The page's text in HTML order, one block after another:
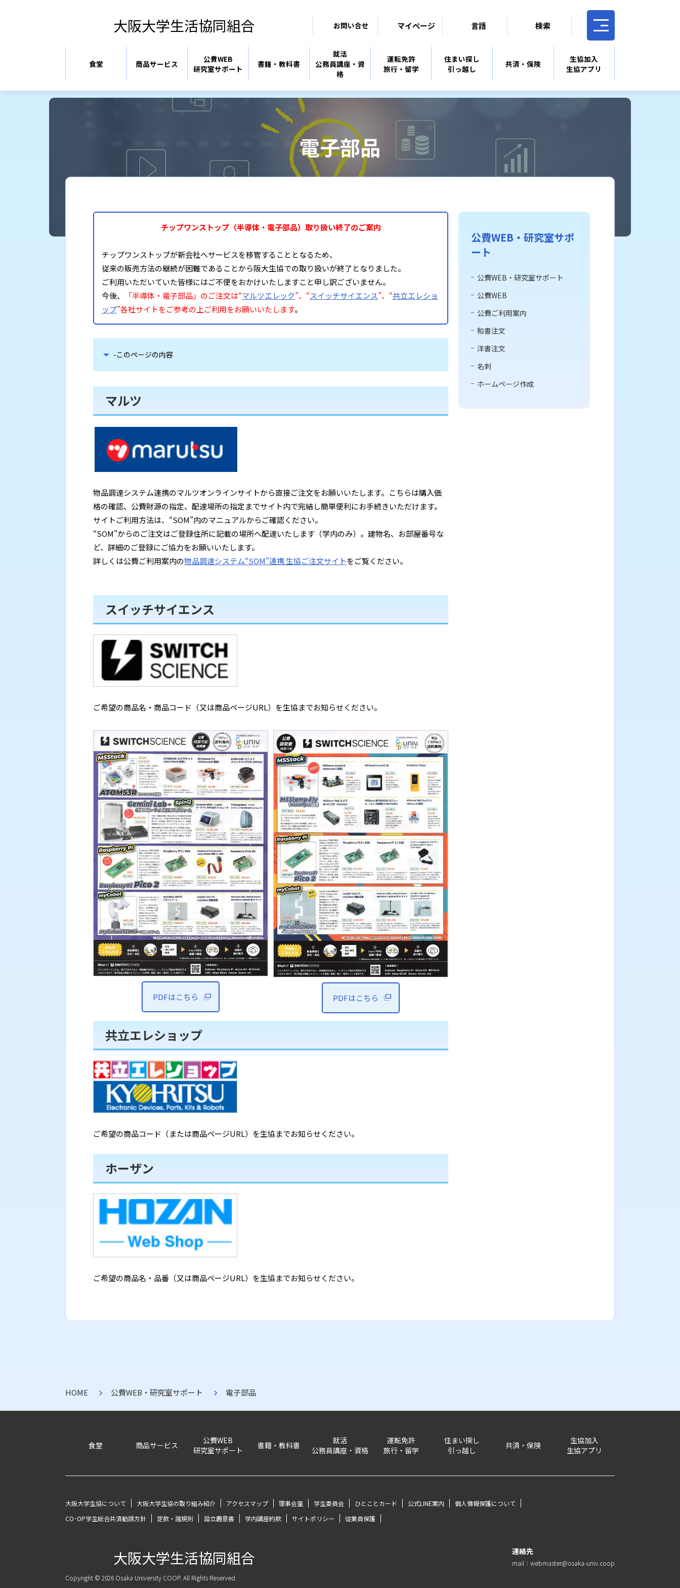
大阪大学生活協同組合 お問い合せ マイページ 言語 検索
食堂 商品サービス
公費WEB
研究室サポート
書籍・教科書
就活
公務員講座・資
格
運転免許
旅行・留学
住まい探し
引っ越し
共済・保険
生協加入
生協アプリ
電子部品
チップワンストップ（半導体・電子部品）取り扱い終了のご案内
チップワンストップが新会社へサービスを移管することとなるため、
従来の販売方法の継続が困難であることから阪大生協での取り扱いが終了となりました。
ご利用いただいていた皆様にはご不便をおかけいたしますこと申し訳ございません。
今後、
「半導体・電子部品」のご注文は“マルツエレック”、“スイッチサイエンス”、“共立エレショ
ップ”各社サイトをご参考の上ご利用をお願いいたします。
-このページの内容
マルツ
物品調達システム連携のマルツオンラインサイトから直接ご注文をお願いいたします。こちらは購入価
格の確認、公費財源の指定、配達場所の指定までサイト内で完結し簡単便利にお手続きいただけます。
サイトご利用方法は、“SOM”内のマニュアルからご確認ください。
“SOM”からのご注文はご登録住所に記載の場所へ配達いたします（学内のみ）。建物名、お部屋番号な
ど、詳細のご登録にご協力をお願いいたします。
詳しくは公費ご利用案内の物品調達システム“SOM”連携 生協ご注文サイトをご覧ください。
スイッチサイエンス
ご希望の商品名・商品コード（又は商品ページURL）を生協までお知らせください。
PDFはこちら PDFはこちら
共立エレショップ
ご希望の商品コード（または商品ページURL）を生協までお知らせください。
ホーザン
ご希望の商品名・品番（又は商品ページURL）を生協までお知らせください。
公費WEB・研究室サポ
ート
公費WEB・研究室サポート
公費WEB
公費ご利用案内
和書注文
洋書注文
名刺
ホームページ作成
HOME 公費WEB・研究室サポート 電子部品
食堂 商品サービス
公費WEB
研究室サポート
書籍・教科書
就活
公務員講座・資格
運転免許
旅行・留学
住まい探し
引っ越し
共済・保険
生協加入
生協アプリ
大阪大学生協について 大阪大学生協の取り組み紹介 アクセスマップ 理事会室 学生委員会 ひとことカード 公式LINE案内
個人情報保護について
CO･OP学生総合共済勧誘方針
定款・諸規則 設立趣意書 学内講座約款 サイトポリシー 従業員保護
大阪大学生活協同組合
Copyright © 2026 Osaka University COOP. All Rights Reserved.
連絡先
mail：webmaster@osaka-univ.coop